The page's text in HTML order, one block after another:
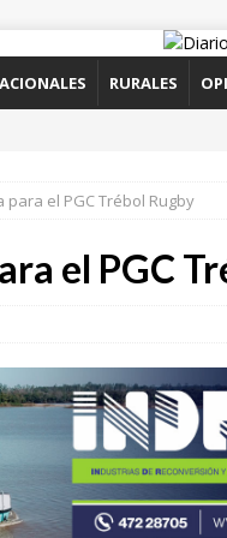
RURALES
para el PGC Trébol Rugby
el PGC